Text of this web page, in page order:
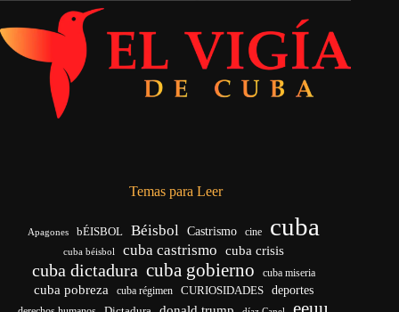
Temas para Leer
Apagones bÉISBOL Béisbol Castrismo cine cuba
cuba béisbol cuba castrismo cuba crisis
cuba dictadura cuba gobierno cuba miseria
cuba pobreza cuba régimen CURIOSIDADES deportes